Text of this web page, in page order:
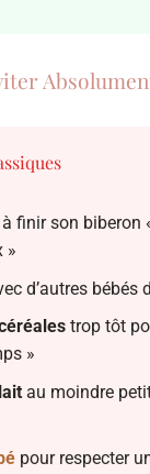
à finir son biberon
»
d’autres bébés
trop tôt
»
au moindre
pour respecter